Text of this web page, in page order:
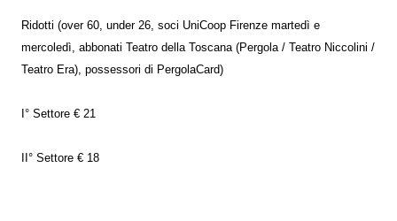
Ridotti (over 60, under 26, soci UniCoop Firenze martedì e
mercoledì, abbonati Teatro della Toscana (Pergola / Teatro Niccolini /
Teatro Era), possessori di PergolaCard)
I° Settore € 21
II° Settore € 18